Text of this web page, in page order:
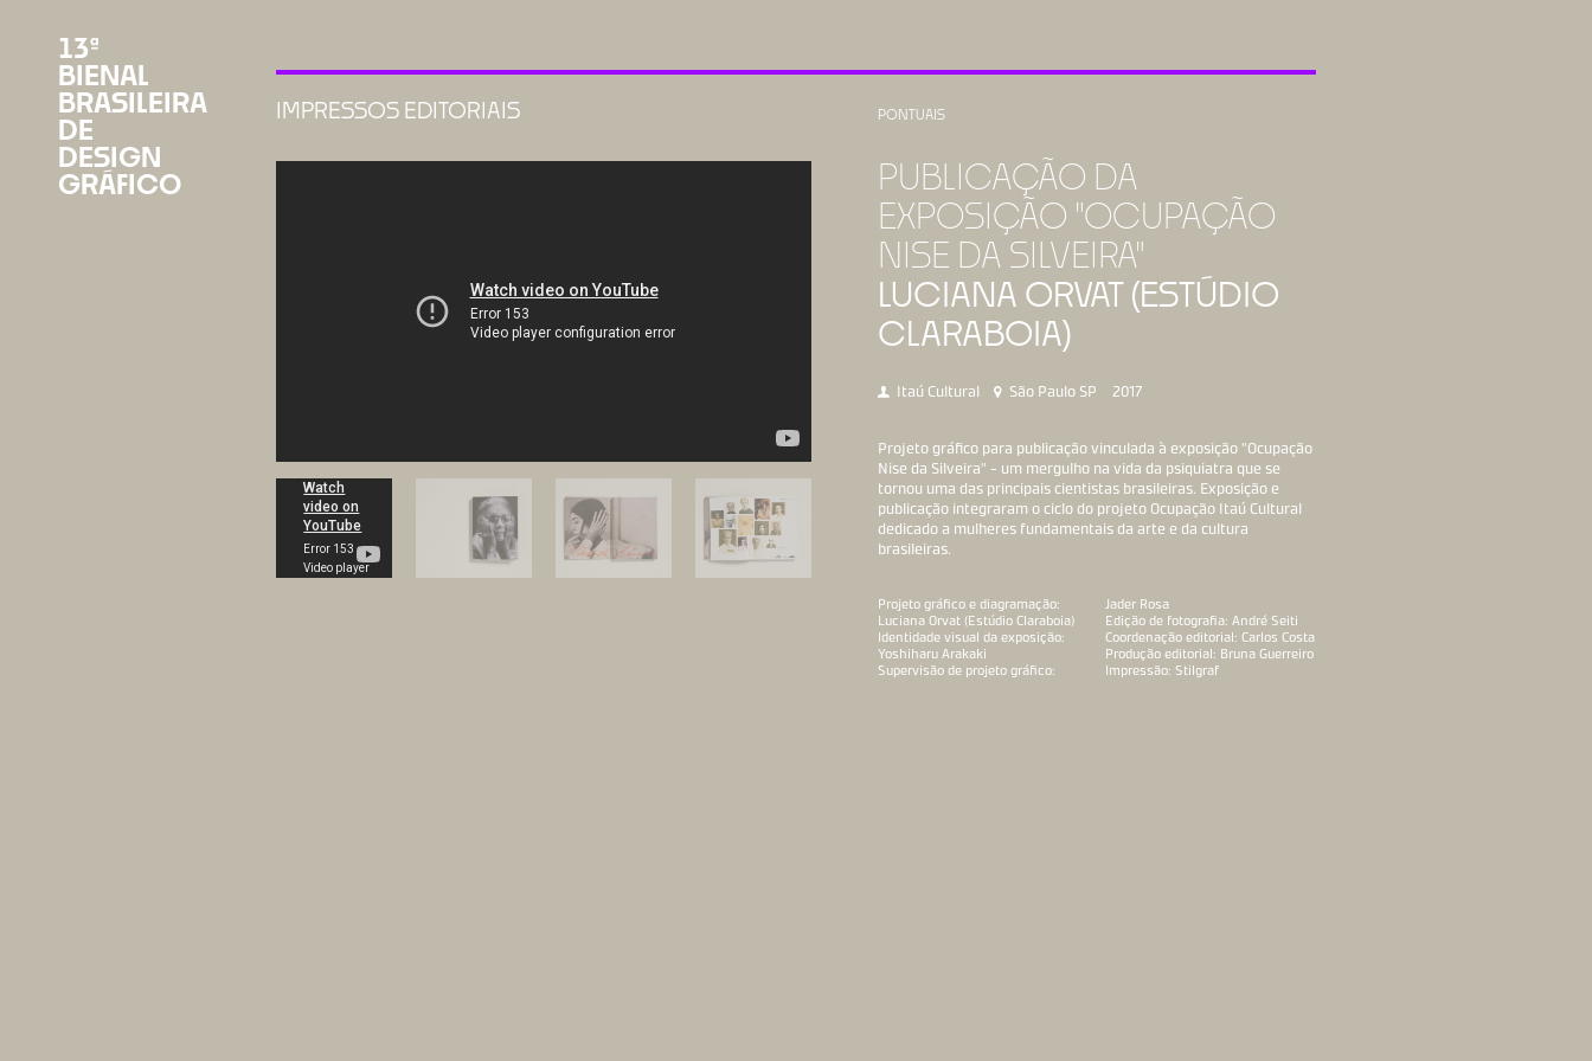
13ª
BIENAL
BRASILEIRA
DE
DESIGN
GRÁFICO
IMPRESSOS EDITORIAIS PONTUAIS
PUBLICAÇÃO DA
EXPOSIÇÃO "OCUPAÇÃO
NISE DA SILVEIRA"
LUCIANA ORVAT (ESTÚDIO
CLARABOIA)
Itaú Cultural São Paulo SP 2017
Projeto gráfico para publicação vinculada à exposição "Ocupação
Nise da Silveira" – um mergulho na vida da psiquiatra que se
tornou uma das principais cientistas brasileiras. Exposição e
publicação integraram o ciclo do projeto Ocupação Itaú Cultural
dedicado a mulheres fundamentais da arte e da cultura
brasileiras.
Projeto gráfico e diagramação:
Luciana Orvat (Estúdio Claraboia)
Identidade visual da exposição:
Yoshiharu Arakaki
Supervisão de projeto gráfico:
Jader Rosa
Edição de fotografia: André Seiti
Coordenação editorial: Carlos Costa
Produção editorial: Bruna Guerreiro
Impressão: Stilgraf